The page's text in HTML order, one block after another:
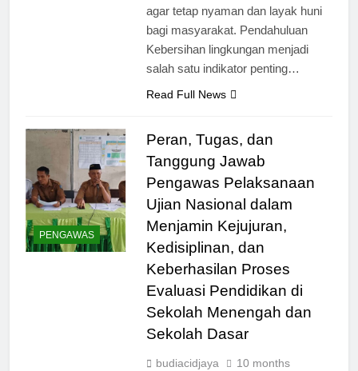
agar tetap nyaman dan layak huni
bagi masyarakat. Pendahuluan
Kebersihan lingkungan menjadi
salah satu indikator penting…
Read Full News
PENGAWAS
Peran, Tugas, dan
Tanggung Jawab
Pengawas Pelaksanaan
Ujian Nasional dalam
Menjamin Kejujuran,
Kedisiplinan, dan
Keberhasilan Proses
Evaluasi Pendidikan di
Sekolah Menengah dan
Sekolah Dasar
budiacidjaya
10 months